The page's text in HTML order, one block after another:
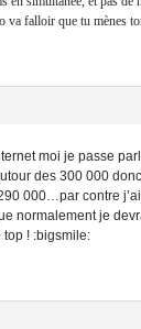
va falloir que tu mènes
moi je passe
des 300 000
000…par contre
normalement je
top ! :bigsmile: